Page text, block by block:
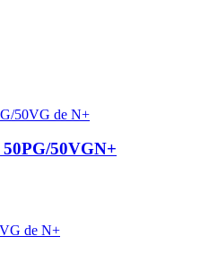
50PG/50VGN+